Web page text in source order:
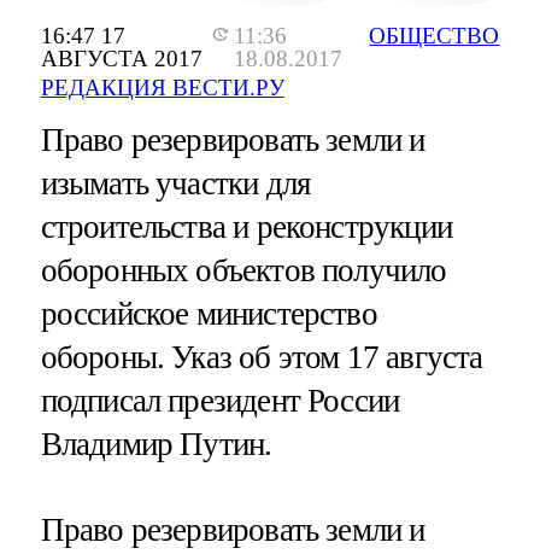
16:47 17
АВГУСТА 2017
11:36
18.08.2017
РЕДАКЦИЯ ВЕСТИ.РУ
ОБЩЕСТВО
Право резервировать земли и
изымать участки для
строительства и реконструкции
оборонных объектов получило
российское министерство
обороны. Указ об этом 17 августа
подписал президент России
Владимир Путин.
Право резервировать земли и